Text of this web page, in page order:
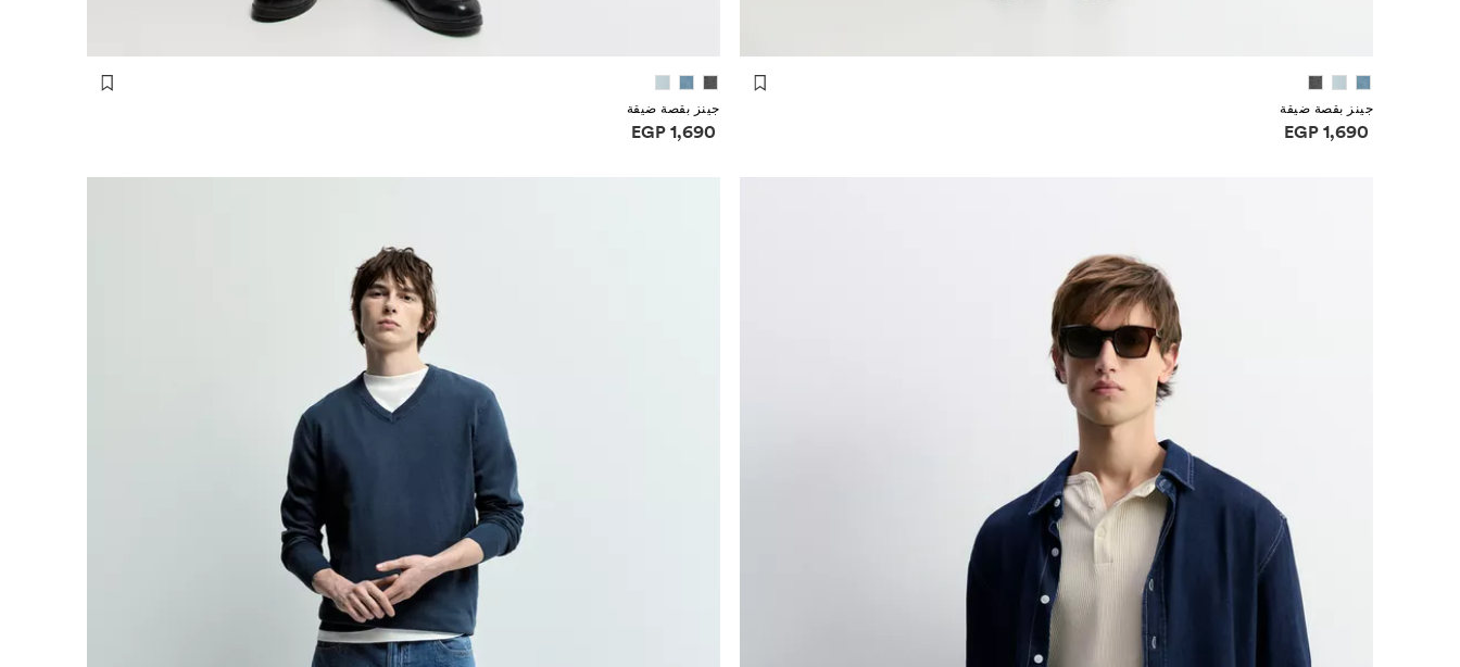
جينز بقصة ضيقة
معلومات الأسعار
EGP 1,690
جينز بقصة ضيقة
معلومات الأسعار
EGP 1,690